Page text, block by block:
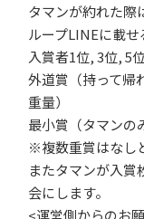
タマンが約れた際
ループLINEに載せ
入賞者1位, 3位, 5
外道賞（持って帰
重量）
最小賞（タマンの
※複数重賞はなし
またタマンが入賞
会にします。
<運営側からのお